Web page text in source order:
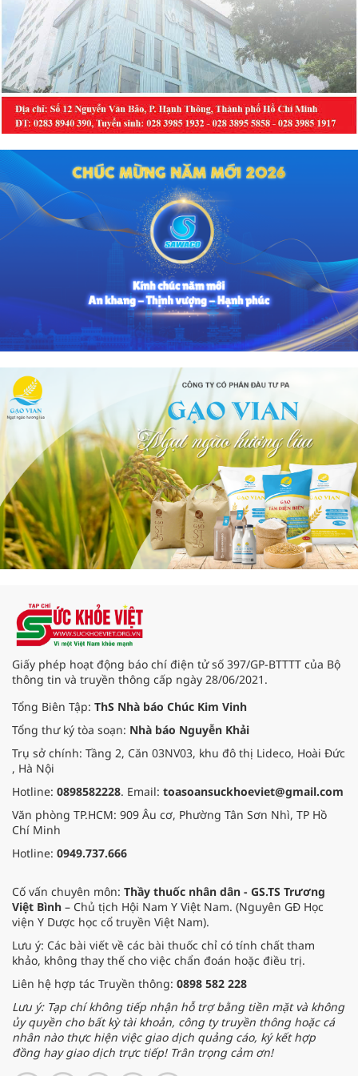
Giấy phép hoạt động báo chí điện tử số 397/GP-BTTTT của Bộ
thông tin và truyền thông cấp ngày 28/06/2021.
Tổng Biên Tập: ThS Nhà báo Chúc Kim Vinh
Tổng thư ký tòa soạn: Nhà báo Nguyễn Khải
Trụ sở chính: Tầng 2, Căn 03NV03, khu đô thị Lideco, Hoài Đức
, Hà Nội
Hotline: 0898582228. Email: toasoansuckhoeviet@gmail.com
Văn phòng TP.HCM: 909 Âu cơ, Phường Tân Sơn Nhì, TP Hồ
Chí Minh
Hotline: 0949.737.666
Cố vấn chuyên môn: Thầy thuốc nhân dân - GS.TS Trương
Việt Bình – Chủ tịch Hội Nam Y Việt Nam. (Nguyên GĐ Học
viện Y Dược học cổ truyền Việt Nam).
Lưu ý: Các bài viết về các bài thuốc chỉ có tính chất tham
khảo, không thay thế cho việc chẩn đoán hoặc điều trị.
Liên hệ hợp tác Truyền thông: 0898 582 228
Lưu ý: Tạp chí không tiếp nhận hỗ trợ bằng tiền mặt và không
ủy quyền cho bất kỳ tài khoản, công ty truyền thông hoặc cá
nhân nào thực hiện việc giao dịch quảng cáo, ký kết hợp
đồng hay giao dịch trực tiếp! Trân trọng cảm ơn!